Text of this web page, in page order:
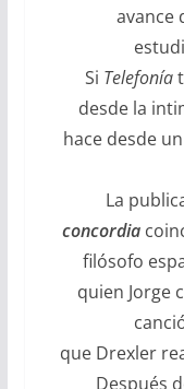
avance
Si Telefonía
desde la
hace desde
La
concordia
filósofo
quien Jorge
que Drexler
Después